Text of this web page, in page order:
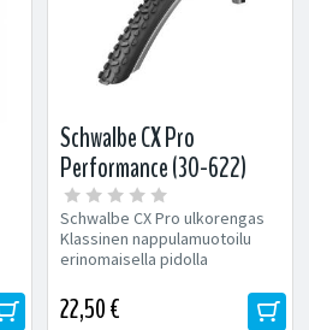
Schwalbe CX Pro
Performance (30-622)
ulkorengas
Schwalbe CX Pro ulkorengas
Klassinen nappulamuotoilu
erinomaisella pidolla
Koko: 30-622
22,50 €